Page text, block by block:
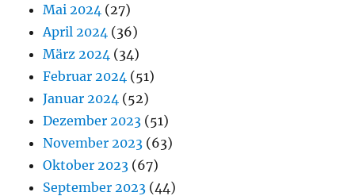
Mai 2024 (27)
April 2024 (36)
März 2024 (34)
Februar 2024 (51)
Januar 2024 (52)
Dezember 2023 (51)
November 2023 (63)
Oktober 2023 (67)
September 2023 (44)